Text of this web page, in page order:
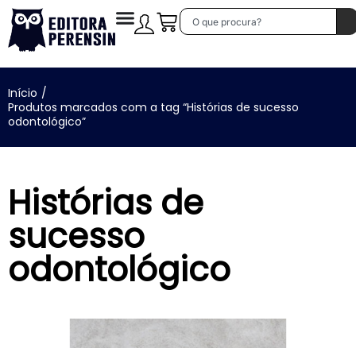
Início /
Produtos marcados com a tag “Histórias de sucesso
odontológico”
Histórias de
sucesso
odontológico